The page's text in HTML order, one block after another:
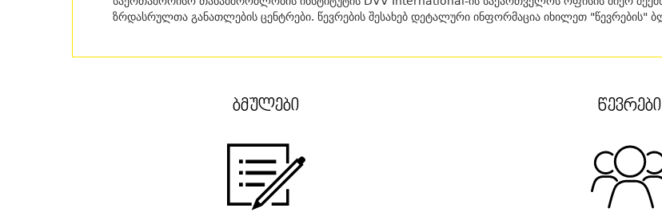
ზრდასრულთა განათლების ცენტრები. წევრების შესახებ დეტალური ინფორმაცია იხილეთ "წევრების"
ᲑᲛᲣᲚᲔᲑᲘ ᲬᲔᲕᲠᲔᲑᲘ